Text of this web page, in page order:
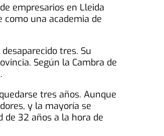
empresarios en Lleida
una academia de
tres. Su
Según la Cambra de
tres años. Aunque
y la mayoría se
de 32 años a la hora de